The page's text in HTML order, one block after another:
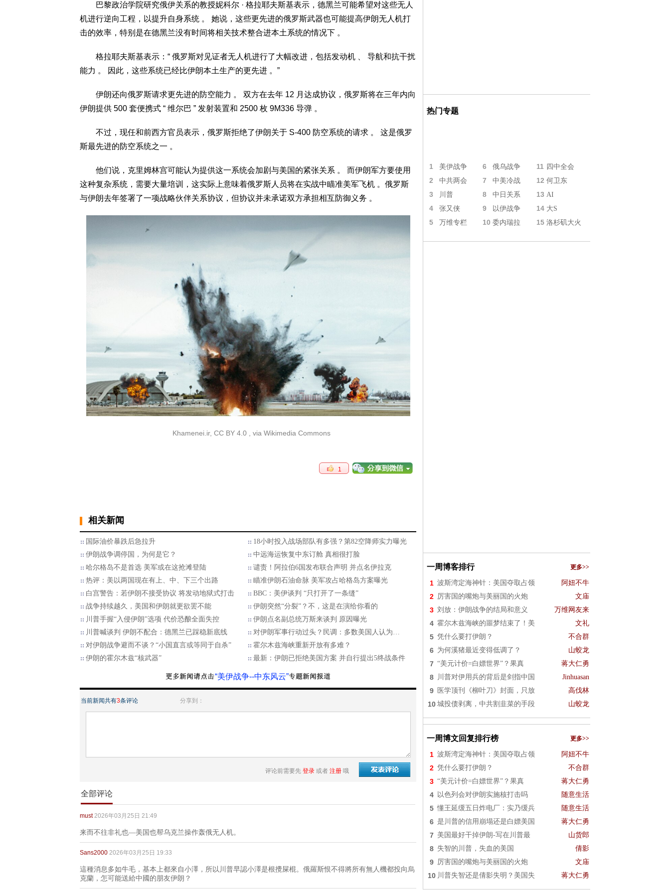
巴黎政治学院研究俄伊关系的教授妮科尔 · 格拉耶夫斯基表示，德黑兰可能希望对这些无人
机进行逆向工程，以提升自身系统 。 她说，这些更先进的俄罗斯武器也可能提高伊朗无人机打
击的效率，特别是在德黑兰没有时间将相关技术整合进本土系统的情况下 。
格拉耶夫斯基表示：“ 俄罗斯对见证者无人机进行了大幅改进，包括发动机 、 导航和抗干扰
能力 。 因此，这些系统已经比伊朗本土生产的更先进 。”
伊朗还向俄罗斯请求更先进的防空能力 。 双方在去年 12 月达成协议，俄罗斯将在三年内向
伊朗提供 500 套便携式 “ 维尔巴 ” 发射装置和 2500 枚 9M336 导弹 。
不过，现任和前西方官员表示，俄罗斯拒绝了伊朗关于 S-400 防空系统的请求 。 这是俄罗
斯最先进的防空系统之一 。
他们说，克里姆林宫可能认为提供这一系统会加剧与美国的紧张关系 。 而伊朗军方要使用
这种复杂系统，需要大量培训，这实际上意味着俄罗斯人员将在实战中瞄准美军飞机 。俄罗斯
与伊朗去年签署了一项战略伙伴关系协议，但协议并未承诺双方承担相互防御义务 。
Khamenei.ir, CC BY 4.0 , via Wikimedia Commons
1
相关新闻
国际油价暴跌后急拉升
18小时投入战场部队有多强？第82空降师实力曝光
伊朗战争调停国，为何是它？
中远海运恢复中东订舱 真相很打脸
哈尔格岛不是首选 美军或在这抢滩登陆
谴责！阿拉伯6国发布联合声明 并点名伊拉克
热评：美以两国现在有上、中、下三个出路
瞄准伊朗石油命脉 美军攻占哈格岛方案曝光
白宫警告：若伊朗不接受协议 将发动地狱式打击
BBC：美伊谈判 “只打开了一条缝”
战争持续越久，美国和伊朗就更欲罢不能
伊朗突然“分裂”？不，这是在演给你看的
川普手握“入侵伊朗”选项 代价恐酿全面失控
伊朗点名副总统万斯来谈判 原因曝光
川普喊谈判 伊朗不配合：德黑兰已踩稳新底线
对伊朗军事行动过头？民调：多数美国人认为…
对伊朗战争避而不谈？“小国直言或等同于自杀”
霍尔木兹海峡重新开放有多难？
伊朗的霍尔木兹“核武器”
最新：伊朗已拒绝美国方案 并自行提出5终战条件
“美伊战争--中东风云”
当前新闻共有3条评论 分享到：
评论前需要先 登录 或者 注册 哦
全部评论
must 2026年03月25日 21:49
来而不往非礼也—美国也帮乌克兰操作轰俄无人机。
Sans2000 2026年03月25日 19:33
這種消息多如牛毛，基本上都來自小澤，所以川普早認小澤是根攪屎棍。俄羅斯恨不得將所有無人機都投向烏
克蘭，怎可能送給中國的朋友伊朗？
热门专题
1 美伊战争 6 俄乌战争 11 四中全会
2 中共两会 7 中美冷战 12 何卫东
3 川普 8 中日关系 13 AI
4 张又侠 9 以伊战争 14 大S
5 万维专栏 10 委内瑞拉 15 洛杉矶大火
一周博客排行 更多>>
1 波斯湾定海神针：美国夺取占领 阿妞不牛
2 厉害国的嘴炮与美丽国的火炮 文庙
3 刘放：伊朗战争的结局和意义 万维网友来
4 霍尔木兹海峡的噩梦结束了！美 文礼
5 凭什么要打伊朗？ 不合群
6 为何溪猪最近变得低调了？ 山蛟龙
7 “美元计价=白嫖世界”？果真 蒋大仁勇
8 川普对伊用兵的背后是剑指中国 Jinhuasan
9 医学顶刊《柳叶刀》封面，只放 高伐林
10 城投债剥离，中共割韭菜的手段 山蛟龙
一周博文回复排行榜 更多>>
1 波斯湾定海神针：美国夺取占领 阿妞不牛
2 凭什么要打伊朗？ 不合群
3 “美元计价=白嫖世界”？果真 蒋大仁勇
4 以色列会对伊朗实施核打击吗 随意生活
5 懂王延缓五日炸电厂：实乃缓兵 随意生活
6 是川普的信用崩塌还是白嫖美国 蒋大仁勇
7 美国最好干掉伊朗-写在川普最 山货郎
8 失智的川普，失血的美国 倩影
9 厉害国的嘴炮与美丽国的火炮 文庙
10 川普失智还是倩影失明？美国失 蒋大仁勇